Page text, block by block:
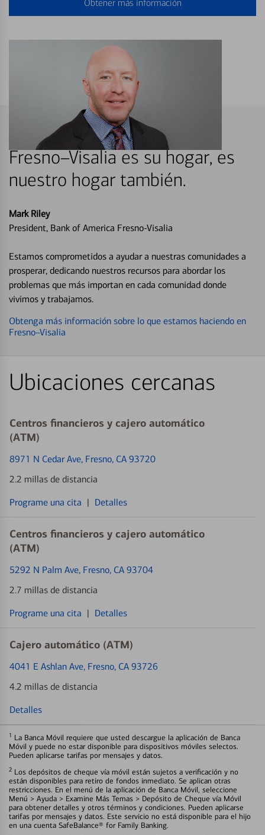
Obtener más información
Fresno–Visalia es su hogar, es
nuestro hogar también.
Mark Riley
President, Bank of America Fresno-Visalia
Estamos comprometidos a ayudar a nuestras comunidades a
prosperar, dedicando nuestros recursos para abordar los
problemas que más importan en cada comunidad donde
vivimos y trabajamos.
Obtenga más información sobre lo que estamos haciendo en
Fresno–Visalia
Ubicaciones cercanas
Centros financieros y cajero automático
(ATM)
8971 N Cedar Ave, Fresno, CA 93720
2.2 millas de distancia
Programe una cita | Detalles
Centros financieros y cajero automático
(ATM)
5292 N Palm Ave, Fresno, CA 93704
2.7 millas de distancia
Programe una cita | Detalles
Cajero automático (ATM)
4041 E Ashlan Ave, Fresno, CA 93726
4.2 millas de distancia
Detalles
1 La Banca Móvil requiere que usted descargue la aplicación de Banca
Móvil y puede no estar disponible para dispositivos móviles selectos.
Pueden aplicarse tarifas por mensajes y datos.
2 Los depósitos de cheque vía móvil están sujetos a verificación y no
están disponibles para retiro de fondos inmediato. Se aplican otras
restricciones. En el menú de la aplicación de Banca Móvil, seleccione
Menú > Ayuda > Examine Más Temas > Depósito de Cheque vía Móvil
para obtener detalles y otros términos y condiciones. Pueden aplicarse
tarifas por mensajes y datos. Este servicio no está disponible para el hijo
en una cuenta SafeBalance® for Family Banking.